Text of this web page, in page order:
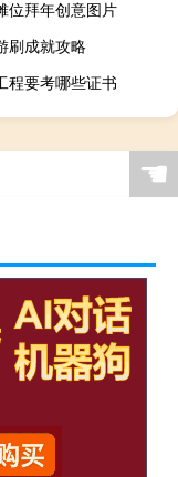
位拜年创意图片
刷成就攻略
程要考哪些证书
☚